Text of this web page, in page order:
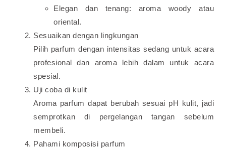
Elegan dan tenang: aroma woody atau
oriental.
Sesuaikan dengan lingkungan
Pilih parfum dengan intensitas sedang untuk acara
profesional dan aroma lebih dalam untuk acara
spesial.
Uji coba di kulit
Aroma parfum dapat berubah sesuai pH kulit, jadi
semprotkan di pergelangan tangan sebelum
membeli.
Pahami komposisi parfum